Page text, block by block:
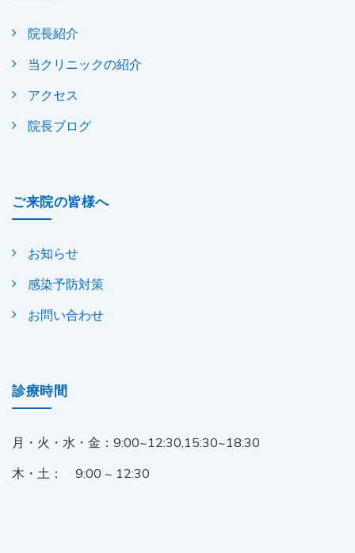
院長紹介
当クリニックの紹介
アクセス
院長ブログ
ご来院の皆様へ
お知らせ
感染予防対策
お問い合わせ
診療時間
月・火・水・金： 9:00~12:30,15:30~18:30
木・土： 9:00 ~ 12:30